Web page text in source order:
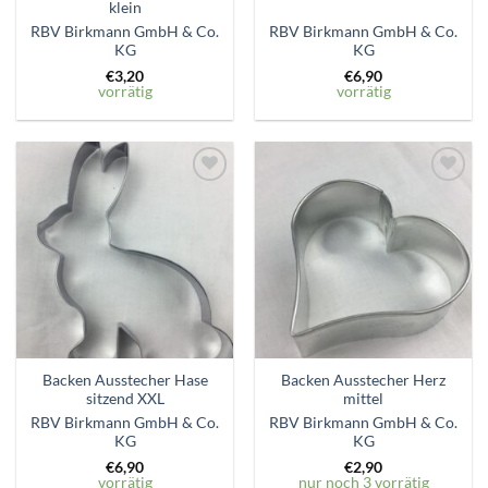
klein
RBV Birkmann GmbH & Co.
KG
€3,20
vorrätig
RBV Birkmann GmbH & Co.
KG
€6,90
vorrätig
Backen Ausstecher Hase
sitzend XXL
RBV Birkmann GmbH & Co.
KG
€6,90
vorrätig
Wunschzettel
hinzufügen
Backen Ausstecher Herz
mittel
RBV Birkmann GmbH & Co.
KG
€2,90
nur noch 3 vorrätig